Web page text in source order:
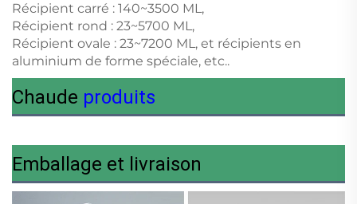
Récipient carré : 140~3500 ML,
Récipient rond : 23~5700 ML,
Récipient ovale : 23~7200 ML, et récipients en
aluminium de forme spéciale, etc..
Chaude produits
Emballage et livraison